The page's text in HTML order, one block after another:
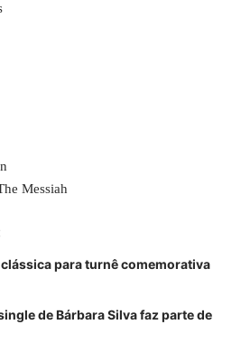
Messiah
para turnê comemorativa
de Bárbara Silva faz parte de